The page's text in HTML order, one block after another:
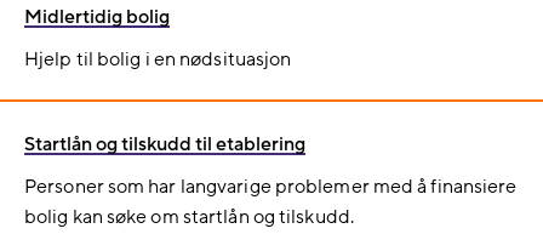
Midlertidig bolig
Hjelp til bolig i en nødsituasjon
Startlån og tilskudd til etablering
Personer som har langvarige problemer med å finansiere
bolig kan søke om startlån og tilskudd.